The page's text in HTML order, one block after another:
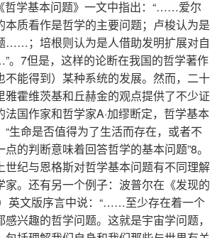
哲学基本问题》一文中指出：“……爱尔
本质看作是哲学的主要问题；卢梭认为是
……；培根则认为是人借助发明扩展对自
7但是，这样的论断在我国的哲学著作
不能得到）某种系统的发展。然而，二十
雅霍维茨基和丘赫金的观点提供了不少证
法国作家和哲学家A·加缪断定，哲学基本
“生命是否值得为了生活而存在，或者不
的判断意味着回答哲学的基本问题”8。
世纪与恩格斯对哲学基本问题有不同理解
家。还有另一个例子：波普尔在《发现的
英文版序言中说：“……至少存在着一个
兴趣的哲学问题。这就是宇宙学问题，